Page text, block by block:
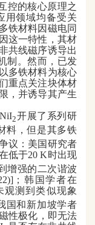
控的核心原理之
用领域均备受关
铁材料因磁电同
这一特性，其材
共线磁序诱导出
制。然而，已发
多铁材料为核心
重点关注块体材
，并诱导其产生
2开展了系列研
料，但是其多铁
议：美国研究者
低于20 K时出现
增强的二次谐波
；韩国学者在
观测到类似现象
国和新加坡学者
性极化，即无法